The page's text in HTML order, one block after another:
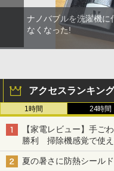
ナノバブルを洗濯機に
なくなった!
アクセスランキング
1時間 24時間
【家電レビュー】手ご
勝利 掃除機感覚で使え
夏の暑さに防熱シール